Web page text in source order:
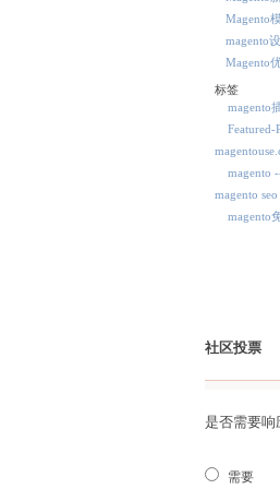
Magento
magento
Magento
标签
magento
Featured-
magento
magento seo
magento
社区投票
是否需要响
需要